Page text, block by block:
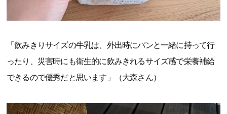
「飲みきりサイズの牛乳は、外出時にパンと一緒に持って行
ったり、災害時にも衛生的に飲みきれるサイズ感で栄養補給
できるので優秀だと思います」（大森さん）